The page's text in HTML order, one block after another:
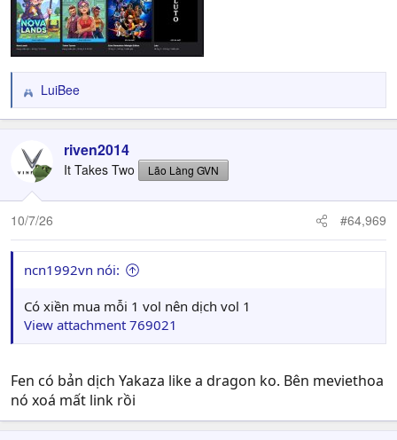
R
e
c
o
n
:
LuiBee
riven2014
It Takes Two Lão Làng GVN
10/7/26 #64,969
ncn1992vn nói:
Có xiền mua mỗi 1 vol nên dịch vol 1
View attachment 769021
Fen có bản dịch Yakaza like a dragon ko. Bên meviethoa
nó xoá mất link rồi